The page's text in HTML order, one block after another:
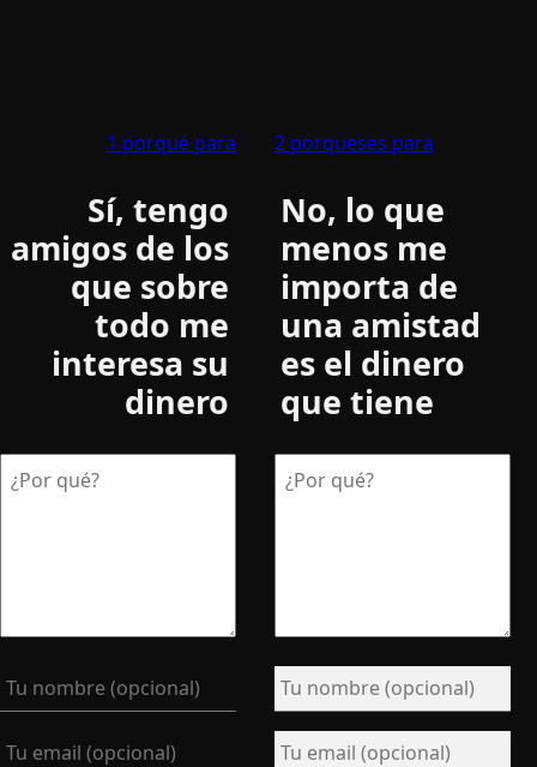
1 porqué para
Sí­, tengo
amigos de los
que sobre
todo me
interesa su
dinero
2 porqueses para
No, lo que
menos me
importa de
una amistad
es el dinero
que tiene